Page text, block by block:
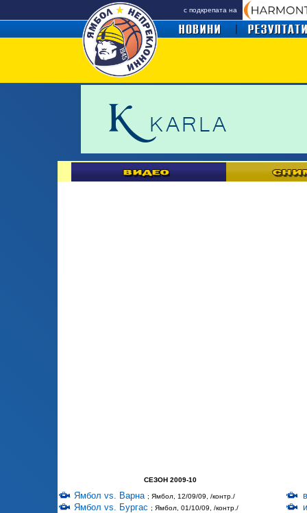
с подкрепата на
СЕЗОН 2009-10
Ямбол vs. Варна ; Ямбол, 12/09/09, /контр./
Ямбол vs. Бургас ; Ямбол, 01/10/09, /контр./